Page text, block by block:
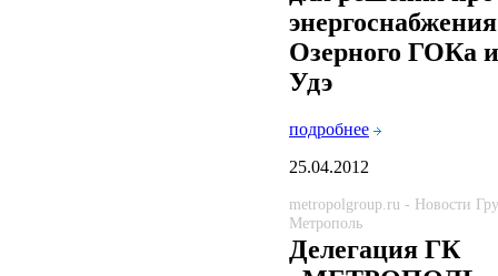
энергоснабжения
Озерного ГОКа
Удэ
подробнее
25.04.2012
metropolgroup.ru - Новости
Метрополь
Делегация ГК